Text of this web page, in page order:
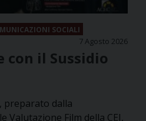
SOCIALI
7 Agosto 2026
con il Sussidio
preparato dalla
Valutazione Film della CEI,